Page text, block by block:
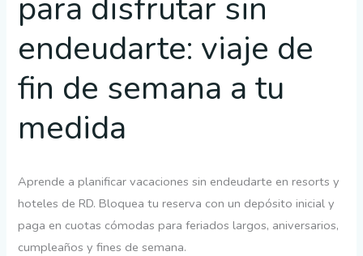
para disfrutar sin
endeudarte: viaje de
fin de semana a tu
medida
Aprende a planificar vacaciones sin endeudarte en resorts y
hoteles de RD. Bloquea tu reserva con un depósito inicial y
paga en cuotas cómodas para feriados largos, aniversarios,
cumpleaños y fines de semana.
a
tu
medida